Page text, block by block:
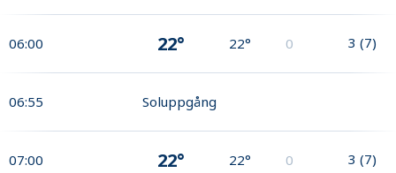
06:00 22° 22° 0 3 (7)
06:55 Soluppgång
07:00 22° 22° 0 3 (7)